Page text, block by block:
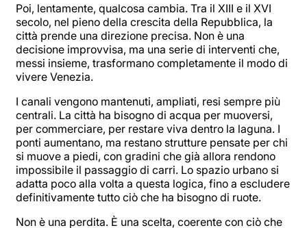
Poi, lentamente, qualcosa cambia. Tra il XIII e il XVI
secolo, nel pieno della crescita della Repubblica, la
città prende una direzione precisa. Non è una
decisione improvvisa, ma una serie di interventi che,
messi insieme, trasformano completamente il modo di
vivere Venezia.
I canali vengono mantenuti, ampliati, resi sempre più
centrali. La città ha bisogno di acqua per muoversi,
per commerciare, per restare viva dentro la laguna. I
ponti aumentano, ma restano strutture pensate per chi
si muove a piedi, con gradini che già allora rendono
impossibile il passaggio di carri. Lo spazio urbano si
adatta poco alla volta a questa logica, fino a escludere
definitivamente tutto ciò che ha bisogno di ruote.
Non è una perdita. È una scelta, coerente con ciò che